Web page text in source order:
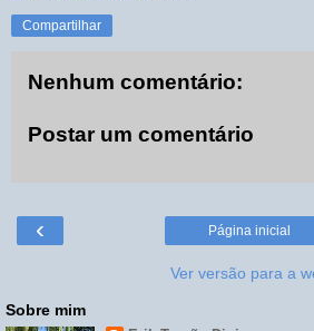
Compartilhar
Nenhum comentário:
Postar um comentário
‹ Página inicial
Ver versão para a
Sobre mim